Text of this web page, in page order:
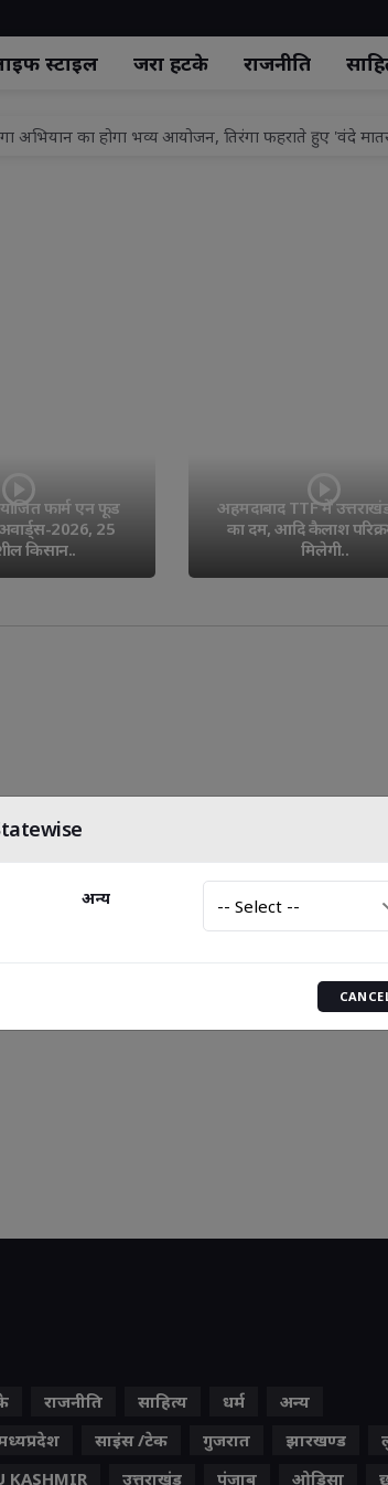
स्‍टाइल जरा हटके राजनीति
में आरोपी का जमानत प्रार्थना पत्र निरस्त
बिजली व्यवस्था की शुरुआत:आयुष और परिवहन विभाग ने
में उत्तराखंड पर्यटन
परिक्रमा को
भाजपा कॉल सेंटरों के
फॉर्म-7 दाखिल कर वैध
के..
राजनीति साहित्य धर्म
अन्य
साइंस /टेक गुजरात झारखण्ड
KASHMIR उत्तराखंड पंजाब ओड़िसा
अन्य